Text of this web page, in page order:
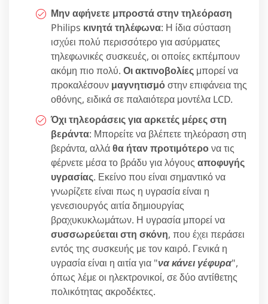
Μην αφήνετε μπροστά στην τηλεόραση
Philips κινητά τηλέφωνα: Η ίδια σύσταση
ισχύει πολύ περισσότερο για ασύρματες
τηλεφωνικές συσκευές, οι οποίες εκπέμπουν
ακόμη πιο πολύ. Οι ακτινοβολίες μπορεί να
προκαλέσουν μαγνητισμόστην επιφάνεια της
οθόνης, ειδικά σε παλαιότερα μοντέλα LCD.
Όχι τηλεοράσεις για αρκετές μέρες στη
βεράντα: Μπορείτε να βλέπετε τηλεόραση στη
βεράντα, αλλάθα ήταν προτιμότερονα τις
φέρνετε μέσα το βράδυ για λόγους αποφυγής
υγρασίας. Εκείνο που είναι σημαντικό να
γνωρίζετε είναι πως η υγρασία είναι η
γενεσιουργός αιτία δημιουργίας
βραχυκυκλωμάτων. Η υγρασία μπορεί να
συσσωρεύεται στη σκόνη, που έχει περάσει
εντός της συσκευής με τον καιρό. Γενικά η
υγρασία είναι η αιτία για "να κάνει γέφυρα",
όπως λέμε οι ηλεκτρονικοί, σε δύο αντίθετης
πολικότητας ακροδέκτες.